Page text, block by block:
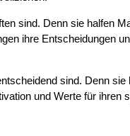
sind. Denn sie halfen
ihre Entscheidungen
sind. Denn sie
und Werte für ihren